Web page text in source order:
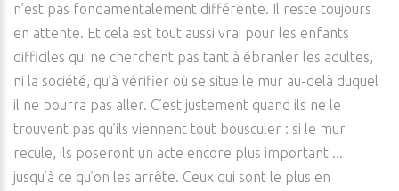
n’est pas fondamentalement différente. Il reste toujours
en attente. Et cela est tout aussi vrai pour les enfants
difficiles qui ne cherchent pas tant à ébranler les adultes,
ni la société, qu’à vérifier où se situe le mur au-delà duquel
il ne pourra pas aller. C’est justement quand ils ne le
trouvent pas qu’ils viennent tout bousculer : si le mur
recule, ils poseront un acte encore plus important ...
jusqu’à ce qu’on les arrête. Ceux qui sont le plus en